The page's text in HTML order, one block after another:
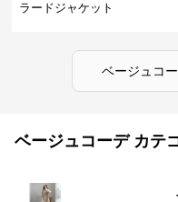
ラードジャケット
ベージュコ
ベージュコーデ カテ